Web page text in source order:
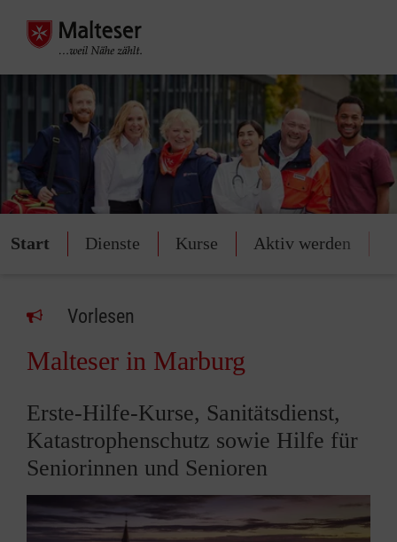
Start Dienste Kurse Aktiv werden
Vorlesen
Malteser in Marburg
Erste-Hilfe-Kurse, Sanitätsdienst,
Katastrophenschutz sowie Hilfe für
Seniorinnen und Senioren